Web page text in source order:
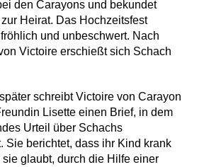
den Carayons und bekundet
Heirat. Das Hochzeitsfest
und unbeschwert. Nach
Victoire erschießt sich Schach
schreibt Victoire von Carayon
Lisette einen Brief, in dem
Urteil über Schachs
Sie berichtet, dass ihr Kind krank
glaubt, durch die Hilfe einer